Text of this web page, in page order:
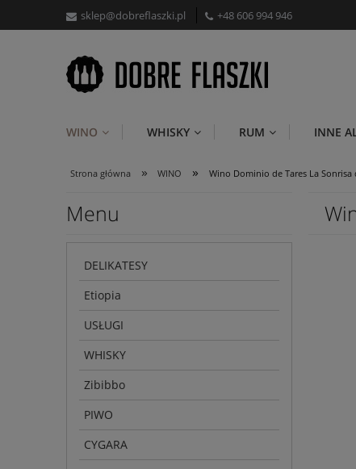
sklep@dobreflaszki.pl +48 606 994 946
WINO WHISKY RUM INNE
Strona główna » WINO » Wino Dominio de Tares La Sonrisa
Menu
DELIKATESY
Etiopia
USŁUGI
WHISKY
Zibibbo
PIWO
CYGARA